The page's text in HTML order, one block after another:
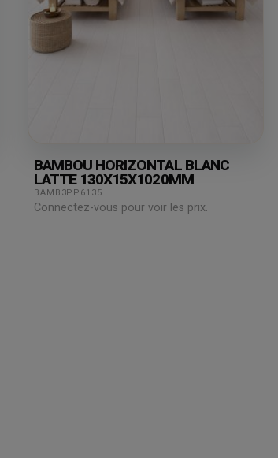
BAMBOU HORIZONTAL BLANC
LATTE 130X15X1020MM
BAMB3PP6135
Connectez-vous pour voir les prix.